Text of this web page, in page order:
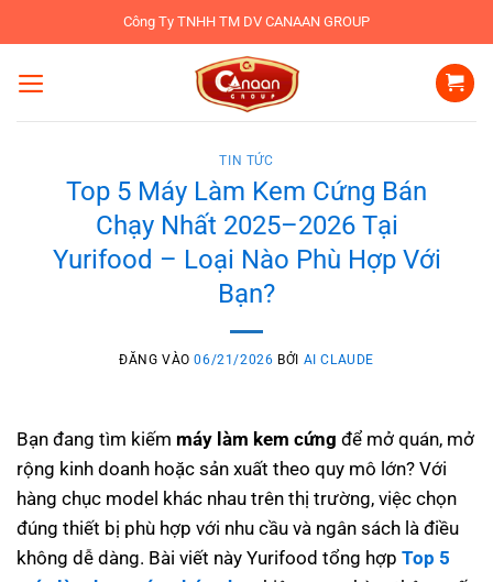
qua
nội
Công Ty TNHH TM DV CANAAN GROUP
TIN TỨC
Top 5 Máy Làm Kem Cứng Bán
Chạy Nhất 2025–2026 Tại
Yurifood – Loại Nào Phù Hợp Với
Bạn?
ĐĂNG VÀO06/21/2026 BỞI AI CLAUDE
Bạn đang tìm kiếm máy làm kem cứng để mở quán, mở
rộng kinh doanh hoặc sản xuất theo quy mô lớn? Với
hàng chục model khác nhau trên thị trường, việc chọn
đúng thiết bị phù hợp với nhu cầu và ngân sách là điều
không dễ dàng. Bài viết này Yurifood tổng hợp Top 5